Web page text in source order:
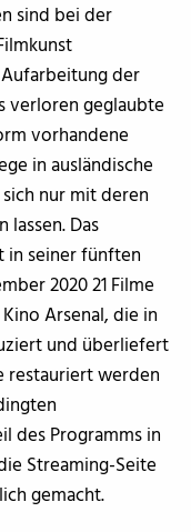
sind bei der
der
verloren geglaubte
vorhandene
in ausländische
nur mit deren
Das
in seiner fünften
2020 21 Filme
Arsenal, die in
und überliefert
restauriert werden
des Programms in
Streaming-Seite
gemacht.